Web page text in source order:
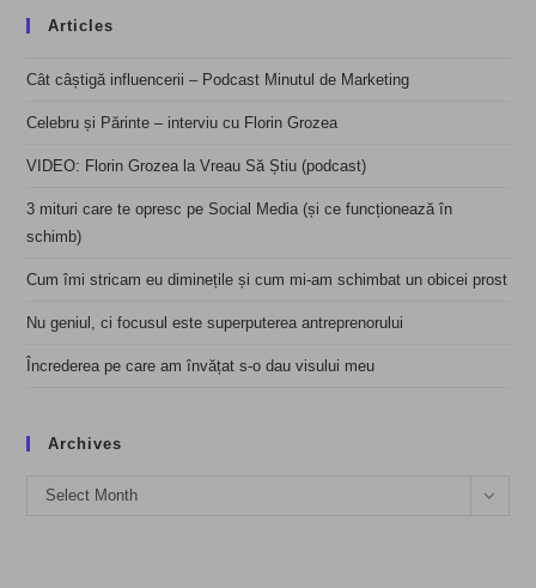
Articles
Cât câștigă influencerii – Podcast Minutul de Marketing
Celebru și Părinte – interviu cu Florin Grozea
VIDEO: Florin Grozea la Vreau Să Știu (podcast)
3 mituri care te opresc pe Social Media (și ce funcționează în
schimb)
Cum îmi stricam eu diminețile și cum mi-am schimbat un obicei prost
Nu geniul, ci focusul este superputerea antreprenorului
Încrederea pe care am învățat s-o dau visului meu
Archives
Archives
Select Month